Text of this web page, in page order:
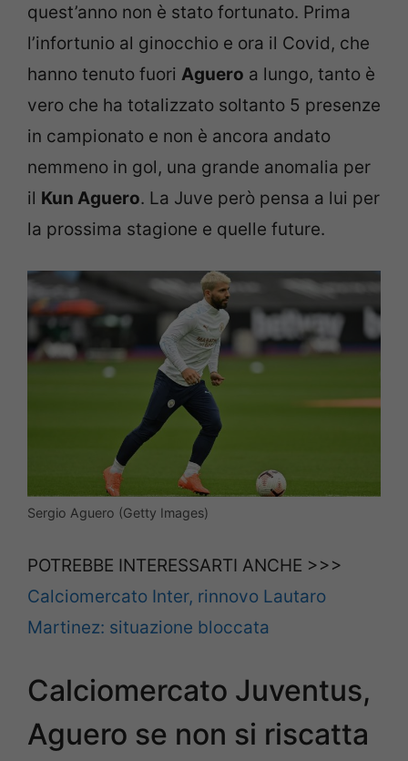
quest’anno non è stato fortunato. Prima
l’infortunio al ginocchio e ora il Covid, che
hanno tenuto fuori Aguero a lungo, tanto è
vero che ha totalizzato soltanto 5 presenze
in campionato e non è ancora andato
nemmeno in gol, una grande anomalia per
il Kun Aguero. La Juve però pensa a lui per
la prossima stagione e quelle future.
Sergio Aguero (Getty Images)
POTREBBE INTERESSARTI ANCHE >>>
Calciomercato Inter, rinnovo Lautaro
Martinez: situazione bloccata
Calciomercato Juventus,
Aguero se non si riscatta